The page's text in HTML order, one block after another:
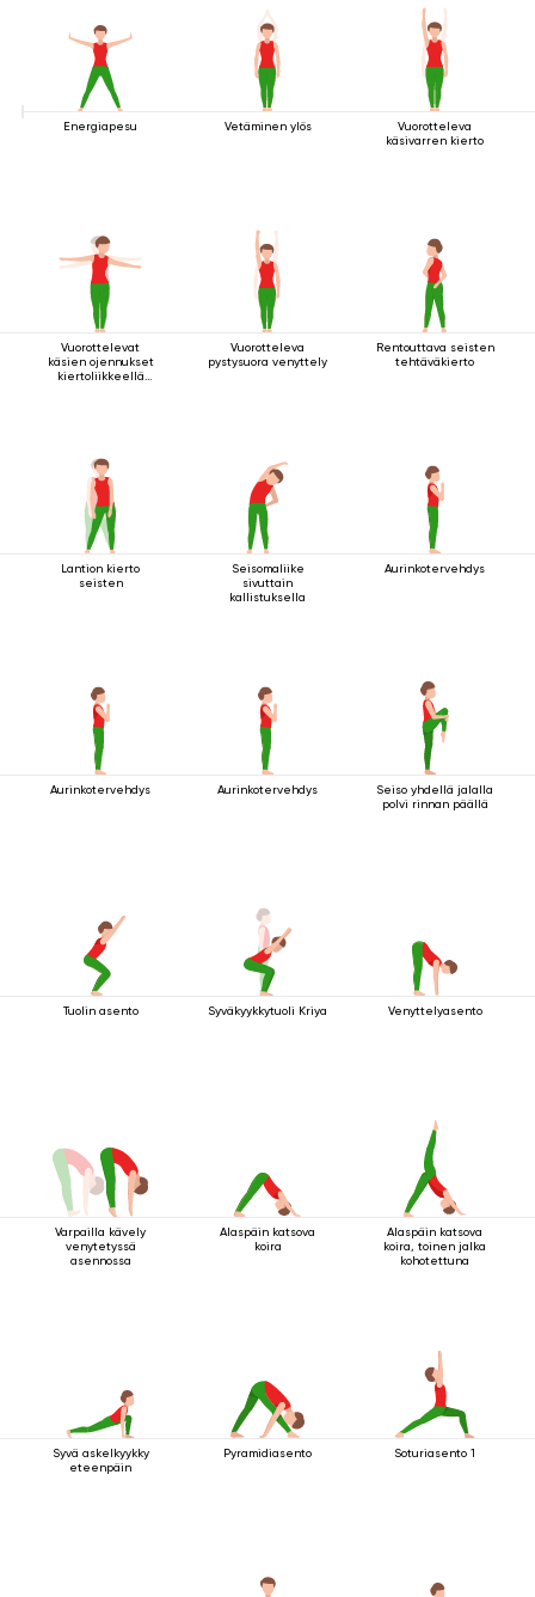
Energiapesu Vetäminen ylös
Vuorotteleva
käsivarren kierto
Vuorottelevat
käsien ojennukset
kiertoliikkeellä
Vuorotteleva
pystysuora venyttely
Rentouttava seisten
tehtäväkierto
Lantion kierto
seisten
Seisomaliike
sivuttain
kallistuksella
Aurinkotervehdys
Aurinkotervehdys Aurinkotervehdys
Seiso yhdellä jalalla
polvi rinnan päällä
Tuolin asento Syväkyykkytuoli Kriya Venyttelyasento
Varpailla kävely
venytetyssä
asennossa
Alaspäin katsova
koira
Alaspäin katsova
koira, toinen jalka
kohotettuna
Syvä askelkyykky
eteenpäin
Pyramidiasento Soturiasento 1